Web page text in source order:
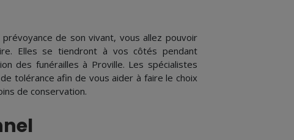
de son vivant, vous allez pouvoir
Elles se tiendront à vos côtés pendant
des funérailles à Proville. Les spécialistes
tolérance afin de vous aider à faire le choix
de conservation.